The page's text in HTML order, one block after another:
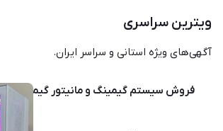
ویترین سراسری
آگهی‌های ویژه استانی و سراسر ایران.
فروش سیستم گیمینگ و مانیتور گیمینگ